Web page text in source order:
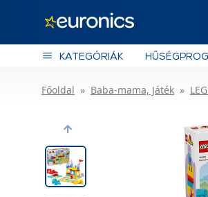
KATEGÓRIÁK
Főoldal Baba-mama, Játék
Previous